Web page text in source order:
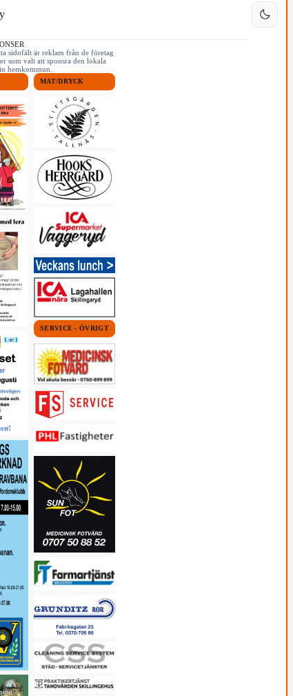
sidofält är reklam från de företag
som valt att sponsra den lokala
hemkommun.
MAT/DRYCK
SERVICE - ÖVRIGT